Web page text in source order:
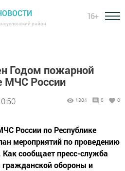
район
16+
Годом пожарной
МЧС России
1304 0 0
России по Республике
мероприятий по проведению
сообщает пресс-служба
гражданской обороны и